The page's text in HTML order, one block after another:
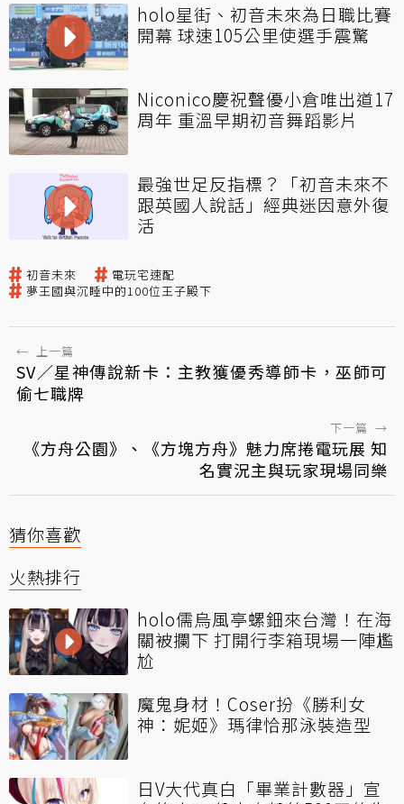
holo星街、初音未來為日職比賽
開幕 球速105公里使選手震驚
Niconico慶祝聲優小倉唯出道17
周年 重溫早期初音舞蹈影片
最強世足反指標？「初音未來不
跟英國人說話」經典迷因意外復
活
初音未來
電玩宅速配
夢王國與沉睡中的100位王子殿下
← 上一篇
SV／星神傳說新卡：主教獲優秀導師卡，巫師可
偷七職牌
下一篇 →
《方舟公園》、《方塊方舟》魅力席捲電玩展 知
名實況主與玩家現場同樂
猜你喜歡
火熱排行
holo儒烏風亭螺鈿來台灣！在海
關被攔下 打開行李箱現場一陣尷
尬
魔鬼身材！Coser扮《勝利女
神：妮姬》瑪律恰那泳裝造型
日V大代真白「畢業計數器」宣